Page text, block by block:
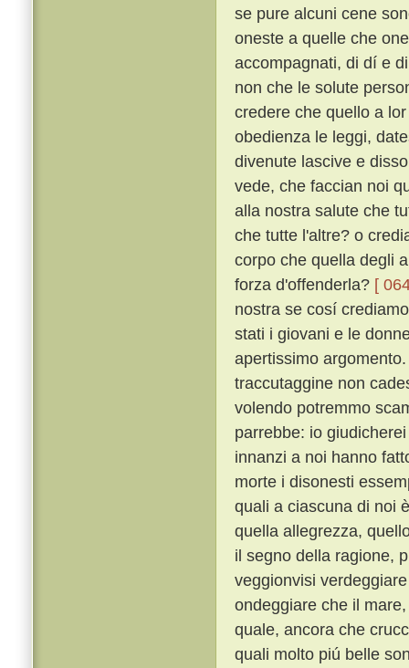
se pure alcuni cene
oneste a quelle che
accompagnati, di dí e
non che le solute
credere che quello a
obedienza le leggi,
divenute lascive e
vede, che faccian noi
alla nostra salute che
che tutte l'altre? o
corpo che quella degli
forza d'offenderla? [
nostra se cosí
stati i giovani e le
apertissimo
traccutaggine non
volendo potremmo
parrebbe: io
innanzi a noi hanno
morte i disonesti
quali a ciascuna di noi
quella allegrezza,
il segno della ragione,
veggionvisi
ondeggiare che il
quale, ancora che
quali molto piú belle